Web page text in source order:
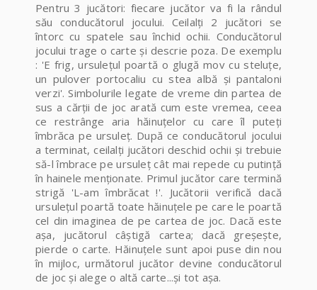
Pentru 3 jucători: fiecare jucător va fi la rândul
său conducătorul jocului. Ceilalţi 2 jucători se
întorc cu spatele sau închid ochii. Conducătorul
jocului trage o carte şi descrie poza. De exemplu
: 'E frig, ursuleţul poartă o glugă mov cu steluţe,
un pulover portocaliu cu stea albă şi pantaloni
verzi'. Simbolurile legate de vreme din partea de
sus a cărţii de joc arată cum este vremea, ceea
ce restrânge aria hăinuţelor cu care îl puteţi
îmbrăca pe ursuleţ. După ce conducătorul jocului
a terminat, ceilalţi jucători deschid ochii şi trebuie
să-l îmbrace pe ursuleţ cât mai repede cu putinţă
în hainele menţionate. Primul jucător care termină
strigă 'L-am îmbrăcat !'. Jucătorii verifică dacă
ursuleţul poartă toate hăinuţele pe care le poartă
cel din imaginea de pe cartea de joc. Dacă este
aşa, jucătorul câştigă cartea; dacă greşeşte,
pierde o carte. Hăinuţele sunt apoi puse din nou
în mijloc, următorul jucător devine conducătorul
de joc şi alege o altă carte...şi tot aşa.